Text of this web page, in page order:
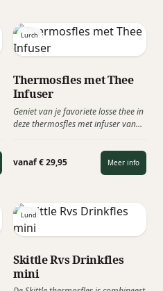
Lurch
Thermosfles met Thee
Infuser
Geniet van je favoriete losse thee in
deze thermosfles met infuser van
fles kun je lekker lang genieten van
je warme thee. Of maak verfrissend
fruitwater of ijsthee en neem deze
vanaf € 29,95 Meer info
Lund
Skittle Rvs Drinkfles
mini